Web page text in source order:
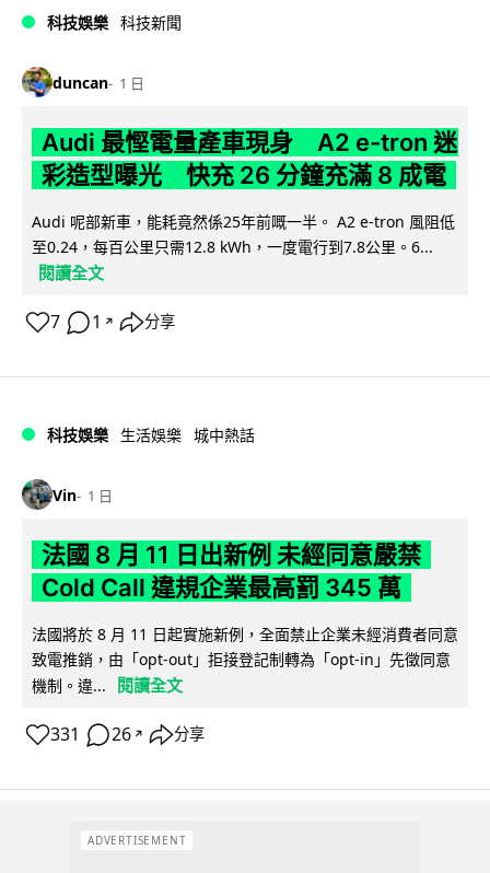
科技娛樂 科技新聞
duncan 1 日
Audi 最慳電量產車現身 A2 e-tron 迷
彩造型曝光 快充 26 分鐘充滿 8 成電
Audi 呢部新車，能耗竟然係25年前嘅一半。 A2 e-tron 風阻低
至0.24，每百公里只需12.8 kWh，一度電行到7.8公里。6...
閱讀全文
7 1 ↗ 分享
科技娛樂 生活娛樂 城中熱話
Vin 1 日
法國 8 月 11 日出新例 未經同意嚴禁
Cold Call 違規企業最高罰 345 萬
法國將於 8 月 11 日起實施新例，全面禁止企業未經消費者同意
致電推銷，由「opt-out」拒接登記制轉為「opt-in」先徵同意
機制。違...
閱讀全文
331 26 ↗ 分享
ADVERTISEMENT